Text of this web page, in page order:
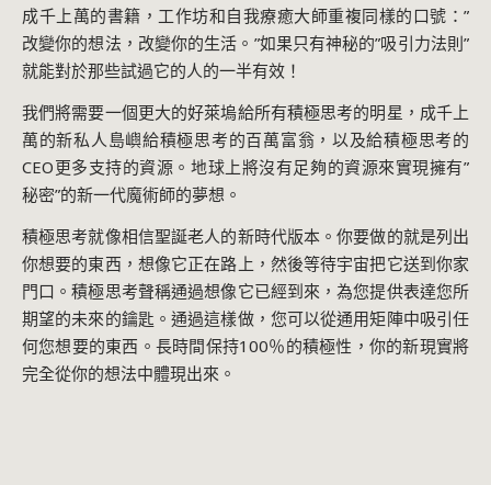
成千上萬的書籍，工作坊和自我療癒大師重複同樣的口號：”
改變你的想法，改變你的生活。”如果只有神秘的”吸引力法則”
就能對於那些試過它的人的一半有效！
我們將需要一個更大的好萊塢給所有積極思考的明星，成千上
萬的新私人島嶼給積極思考的百萬富翁，以及給積極思考的
CEO更多支持的資源。地球上將沒有足夠的資源來實現擁有”
秘密”的新一代魔術師的夢想。
積極思考就像相信聖誕老人的新時代版本。你要做的就是列出
你想要的東西，想像它正在路上，然後等待宇宙把它送到你家
門口。積極思考聲稱通過想像它已經到來，為您提供表達您所
期望的未來的鑰匙。通過這樣做，您可以從通用矩陣中吸引任
何您想要的東西。長時間保持100％的積極性，你的新現實將
完全從你的想法中體現出來。